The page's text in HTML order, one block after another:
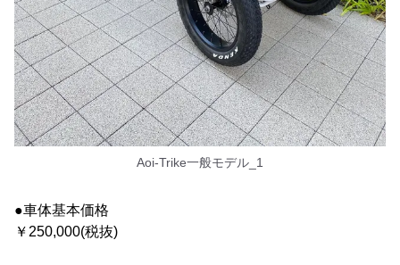
Aoi-Trike一般モデル_1
●車体基本価格
￥250,000(税抜)